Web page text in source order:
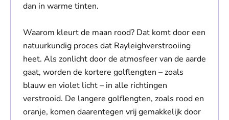
dan in warme tinten.
Waarom kleurt de maan rood? Dat komt door een
natuurkundig proces dat Rayleighverstrooiing
heet. Als zonlicht door de atmosfeer van de aarde
gaat, worden de kortere golflengten – zoals
blauw en violet licht – in alle richtingen
verstrooid. De langere golflengten, zoals rood en
oranje, komen daarentegen vrij gemakkelijk door